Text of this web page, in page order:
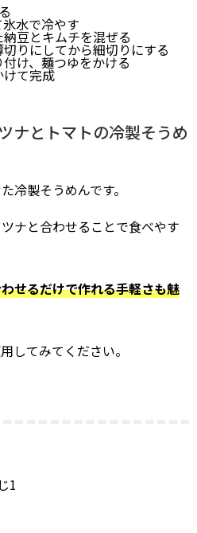
水で冷やす
豆とキムチを混ぜる
りにしてから細切りにする
け、麺つゆをかける
けて完成
ナとトマトの冷製そうめ
冷製そうめんです。
ナと合わせることで食べやす
せるだけで作れる手軽さも魅
してみてください。
1